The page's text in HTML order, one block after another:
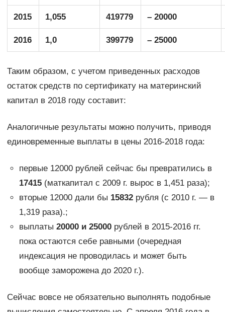
2015 1,055 419779 – 20000
2016 1,0 399779 – 25000
Таким образом, с учетом приведенных расходов
остаток средств по сертификату на материнский
капитал в 2018 году составит:
Аналогичные результаты можно получить, приводя
единовременные выплаты в цены 2016-2018 года:
первые 12000 рублей сейчас бы превратились в
17415(маткапитал с 2009 г. вырос в 1,451 раза);
вторые 12000 дали бы 15832рубля (с 2010 г. — в
1,319 раза).;
выплаты 20000 и 25000рублей в 2015-2016 гг.
пока остаются себе равными (очередная
индексация не проводилась и может быть
вообще заморожена до 2020 г.).
Сейчас вовсе не обязательно выполнять подобные